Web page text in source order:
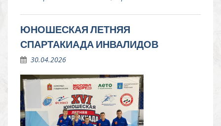
ЮНОШЕСКАЯ ЛЕТНЯЯ
СПАРТАКИАДА ИНВАЛИДОВ
30.04.2026